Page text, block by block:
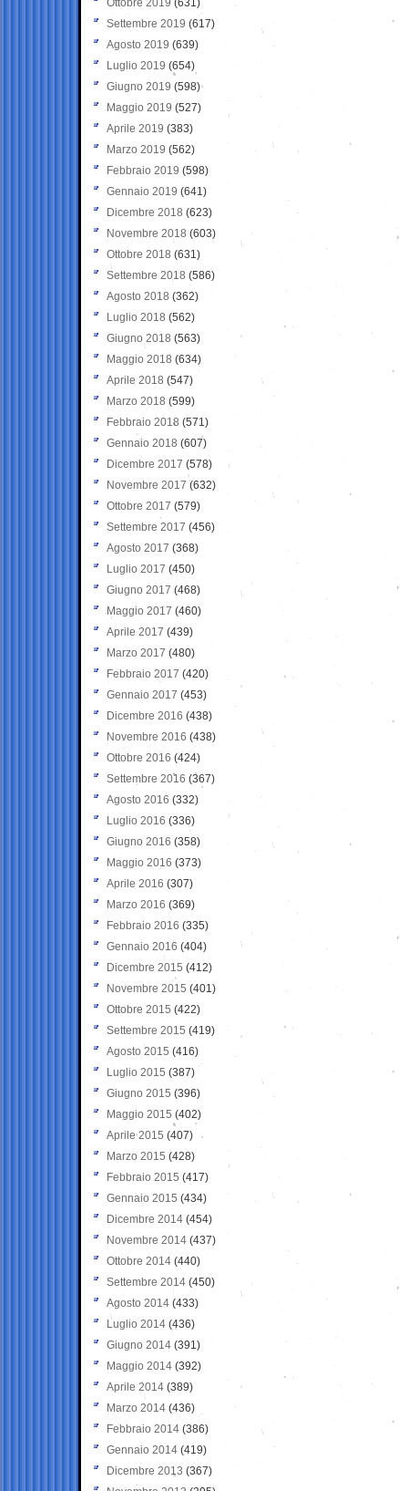
Ottobre 2019 (631)
Settembre 2019 (617)
Agosto 2019 (639)
Luglio 2019 (654)
Giugno 2019 (598)
Maggio 2019 (527)
Aprile 2019 (383)
Marzo 2019 (562)
Febbraio 2019 (598)
Gennaio 2019 (641)
Dicembre 2018 (623)
Novembre 2018 (603)
Ottobre 2018 (631)
Settembre 2018 (586)
Agosto 2018 (362)
Luglio 2018 (562)
Giugno 2018 (563)
Maggio 2018 (634)
Aprile 2018 (547)
Marzo 2018 (599)
Febbraio 2018 (571)
Gennaio 2018 (607)
Dicembre 2017 (578)
Novembre 2017 (632)
Ottobre 2017 (579)
Settembre 2017 (456)
Agosto 2017 (368)
Luglio 2017 (450)
Giugno 2017 (468)
Maggio 2017 (460)
Aprile 2017 (439)
Marzo 2017 (480)
Febbraio 2017 (420)
Gennaio 2017 (453)
Dicembre 2016 (438)
Novembre 2016 (438)
Ottobre 2016 (424)
Settembre 2016 (367)
Agosto 2016 (332)
Luglio 2016 (336)
Giugno 2016 (358)
Maggio 2016 (373)
Aprile 2016 (307)
Marzo 2016 (369)
Febbraio 2016 (335)
Gennaio 2016 (404)
Dicembre 2015 (412)
Novembre 2015 (401)
Ottobre 2015 (422)
Settembre 2015 (419)
Agosto 2015 (416)
Luglio 2015 (387)
Giugno 2015 (396)
Maggio 2015 (402)
Aprile 2015 (407)
Marzo 2015 (428)
Febbraio 2015 (417)
Gennaio 2015 (434)
Dicembre 2014 (454)
Novembre 2014 (437)
Ottobre 2014 (440)
Settembre 2014 (450)
Agosto 2014 (433)
Luglio 2014 (436)
Giugno 2014 (391)
Maggio 2014 (392)
Aprile 2014 (389)
Marzo 2014 (436)
Febbraio 2014 (386)
Gennaio 2014 (419)
Dicembre 2013 (367)